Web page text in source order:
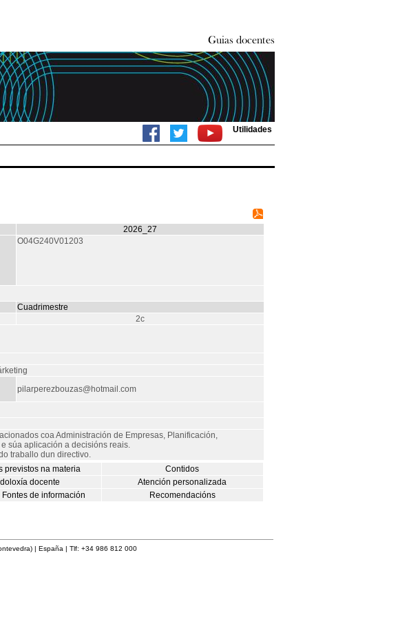
Utilidades
2026_27
O04G240V01203
Cuadrimestre
2c
pilarperezbouzas@hotmail.com
coa Administración de Empresas, Planificación,
súa aplicación a decisións reais.
traballo dun directivo.
previstos na materia
Contidos
docente
Atención personalizada
Fontes de información Recomendacións
| España | Tlf: +34 986 812 000